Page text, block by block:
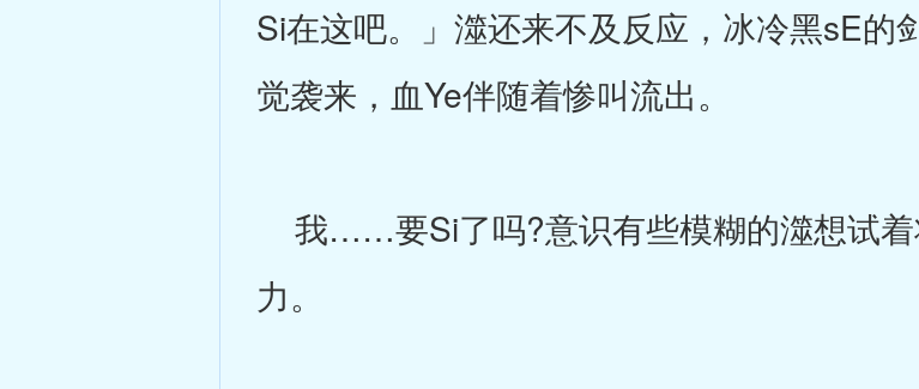
Si在这吧。」澨还来不及反应，冰冷黑sE的
觉袭来，血Ye伴随着惨叫流出。
我……要Si了吗?意识有些模糊的澨想试着
力。